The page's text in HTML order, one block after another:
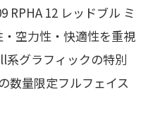
RPHA 12 レッドブル ミ
空力性・快適性を重視
系グラフィックの特別
数量限定フルフェイス